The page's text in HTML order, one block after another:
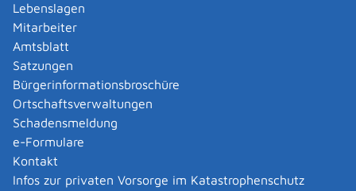
Lebenslagen
Mitarbeiter
Amtsblatt
Satzungen
Bürgerinformationsbroschüre
Ortschaftsverwaltungen
Schadensmeldung
e-Formulare
Kontakt
Infos zur privaten Vorsorge im Katastrophenschutz
Keine Daten vorhanden
Zurück zur Suche
Zurück zur Suche
||